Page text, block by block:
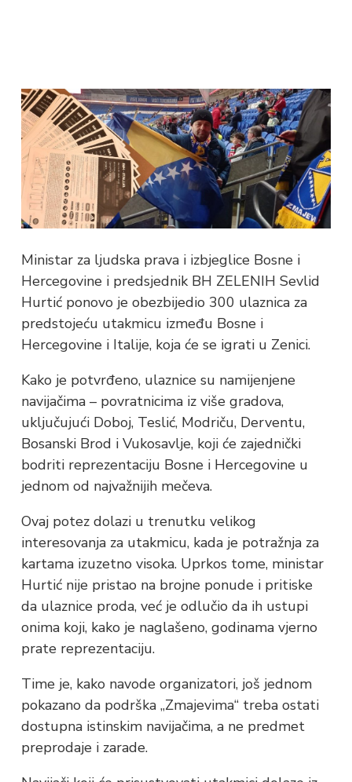
Ministar za ljudska prava i izbjeglice Bosne i
Hercegovine i predsjednik BH ZELENIH Sevlid
Hurtić ponovo je obezbijedio 300 ulaznica za
predstojeću utakmicu između Bosne i
Hercegovine i Italije, koja će se igrati u Zenici.
Kako je potvrđeno, ulaznice su namijenjene
navijačima – povratnicima iz više gradova,
uključujući Doboj, Teslić, Modriču, Derventu,
Bosanski Brod i Vukosavlje, koji će zajednički
bodriti reprezentaciju Bosne i Hercegovine u
jednom od najvažnijih mečeva.
Ovaj potez dolazi u trenutku velikog
interesovanja za utakmicu, kada je potražnja za
kartama izuzetno visoka. Uprkos tome, ministar
Hurtić nije pristao na brojne ponude i pritiske
da ulaznice proda, već je odlučio da ih ustupi
onima koji, kako je naglašeno, godinama vjerno
prate reprezentaciju.
Time je, kako navode organizatori, još jednom
pokazano da podrška „Zmajevima“ treba ostati
dostupna istinskim navijačima, a ne predmet
preprodaje i zarade.